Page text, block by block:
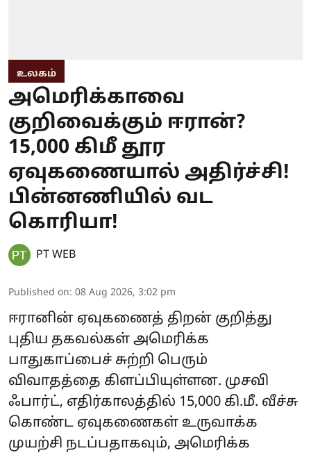
உலகம்
அமெரிக்காவை
குறிவைக்கும் ஈரான்?
15,000 கிமீ தூர
ஏவுகணையால் அதிர்ச்சி!
பின்னணியில் வட
கொரியா!
PT WEB
Published on: 08 Aug 2026, 3:02 pm
ஈரானின் ஏவுகணைத் திறன் குறித்து
புதிய தகவல்கள் அமெரிக்க
பாதுகாப்பைச் சுற்றி பெரும்
விவாதத்தை கிளப்பியுள்ளன. முசவி
ஃபார்ட், எதிர்காலத்தில் 15,000 கி.மீ. வீச்சு
கொண்ட ஏவுகணைகள் உருவாக்க
முயற்சி நடப்பதாகவும், அமெரிக்க